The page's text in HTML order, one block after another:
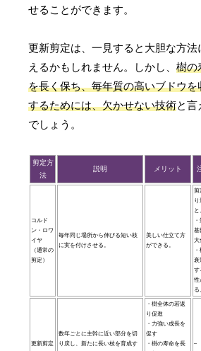
せることができます。
更新剪定は、一見すると大胆な方法
えるかもしれません。しかし、樹の
を長く保ち、毎年質の高いブドウを
するためには、欠かせない技術と言
でしょう。
剪定方
法
説明 メリット
コルド
ン・ロワ
イヤ
（通常の
剪定）
毎年同じ場所から伸びる短い枝
に実を付けさせる。
美しい仕立て方
ができる。
剪
り
と
基
大
衰
す
性
る
更新剪定
数年ごとに主幹に近い部分を切
り戻し、新たに長い枝を育成す
・樹全体の若返
り促進
・力強い成長を
促す
・樹の寿命を長
–